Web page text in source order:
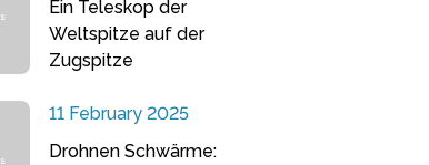
Ein Teleskop der
Weltspitze auf der
Zugspitze
11 February 2025
Drohnen Schwärme: